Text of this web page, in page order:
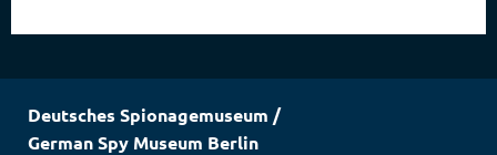
Deutsches Spionagemuseum /
German Spy Museum Berlin